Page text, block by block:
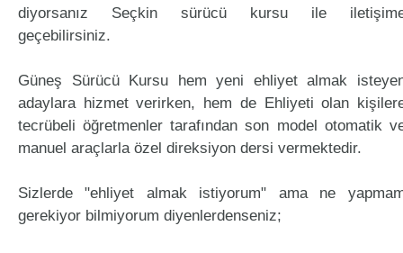
diyorsanız Seçkin sürücü kursu ile
geçebilirsiniz.
Güneş Sürücü Kursu hem yeni ehliyet almak
adaylara hizmet verirken, hem de Ehliyeti olan
tecrübeli öğretmenler tarafından son model otomatik
manuel araçlarla özel direksiyon dersi vermektedir.
Sizlerde "ehliyet almak istiyorum" ama ne
gerekiyor bilmiyorum diyenlerdenseniz;